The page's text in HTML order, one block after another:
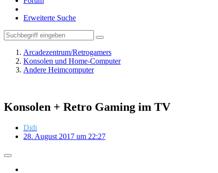
Erweiterte Suche
Arcadezentrum/Retrogamers
Konsolen und Home-Computer
Andere Heimcomputer
Konsolen + Retro Gaming im TV
Didi
28. August 2017 um 22:27